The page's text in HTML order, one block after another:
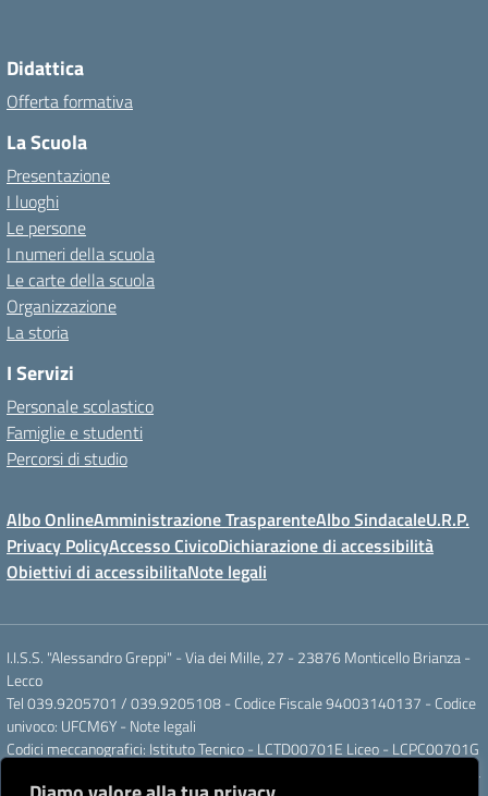
Didattica
Offerta formativa
La Scuola
Presentazione
I luoghi
Le persone
I numeri della scuola
Le carte della scuola
Organizzazione
La storia
I Servizi
Personale scolastico
Famiglie e studenti
Percorsi di studio
Albo OnlineAmministrazione TrasparenteAlbo SindacaleU.R.P.
Privacy PolicyAccesso CivicoDichiarazione di accessibilità
Obiettivi di accessibilitaNote legali
I.I.S.S. "Alessandro Greppi" - Via dei Mille, 27 - 23876 Monticello Brianza -
Lecco
Tel 039.9205701 / 039.9205108 - Codice Fiscale 94003140137 - Codice
univoco: UFCM6Y - Note legali
Codici meccanografici: Istituto Tecnico - LCTD00701E Liceo - LCPC00701G
Posta elettronica ordinaria: LCIS007008@ISTRUZIONE.IT Posta elettronica